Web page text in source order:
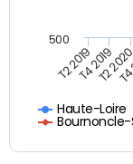
Haute-Loire
Bournoncle-
T2 2019T4 2019
T2
500